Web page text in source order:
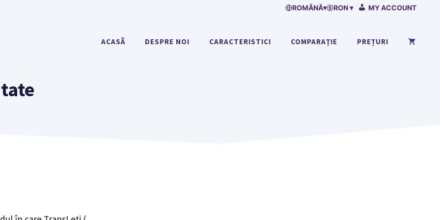
ROMÂNĂ▾ RON ▾ MY ACCOUNT
ACASÃ DESPRE NOI CARACTERISTICI COMPARAȚIE PREȚURI